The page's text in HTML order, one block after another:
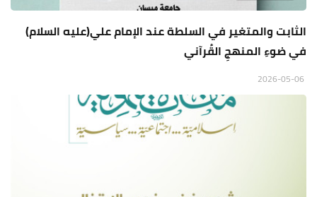
الثابت والمتغير في السلطة عند الإمام علي(عليه السلام)
في ضوءِ المنهجِ القُرآني